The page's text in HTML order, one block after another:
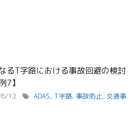
るT字路における事故回避の検討
7】
12 ADAS, T字路, 事故防止, 交通事